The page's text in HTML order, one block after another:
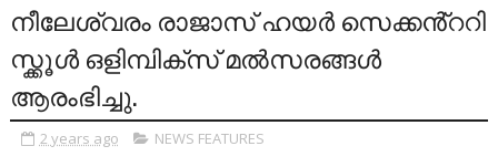
നീലേശ്വരം രാജാസ് ഹയർ സെക്കൻ്ററി
സ്ക്കൂൾ ഒളിമ്പിക്സ് മൽസരങ്ങൾ
ആരംഭിച്ചു.
2 years ago NEWS FEATURES